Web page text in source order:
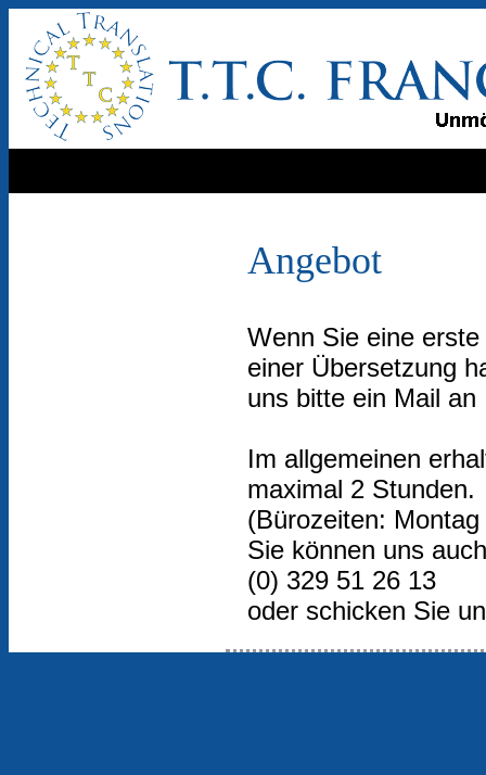
Angebot
Wenn Sie eine
einer Übersetzung
uns bitte ein Mail an
Im allgemeinen
maximal 2 Stunden.
(Bürozeiten:
Sie können uns
(0) 329 51 26 13
oder schicken Sie